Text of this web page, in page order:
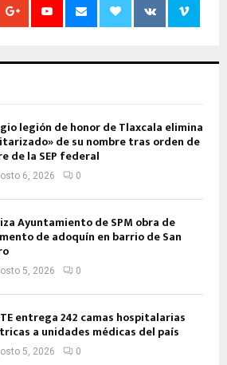
legión de honor de Tlaxcala elimina
de su nombre tras orden de
de la SEP federal
6, 2026 0
Ayuntamiento de SPM obra de
de adoquín en barrio de San
5, 2026 0
entrega 242 camas hospitalarias
a unidades médicas del país
5, 2026 0